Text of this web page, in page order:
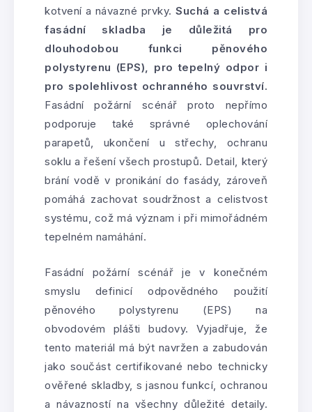
kotvení a návazné prvky.Suchá a celistvá
fasádní skladba je důležitá pro
dlouhodobou funkci pěnového
polystyrenu (EPS), pro tepelný odpor i
pro spolehlivost ochranného souvrství.
Fasádní požární scénář proto nepřímo
podporuje také správné oplechování
parapetů, ukončení u střechy, ochranu
soklu a řešení všech prostupů. Detail, který
brání vodě v pronikání do fasády, zároveň
pomáhá zachovat soudržnost a celistvost
systému, což má význam i při mimořádném
tepelném namáhání.
Fasádní požární scénář je v konečném
smyslu definicí odpovědného použití
pěnového polystyrenu (EPS) na
obvodovém plášti budovy. Vyjadřuje, že
tento materiál má být navržen a zabudován
jako součást certifikované nebo technicky
ověřené skladby, s jasnou funkcí, ochranou
a návazností na všechny důležité detaily.